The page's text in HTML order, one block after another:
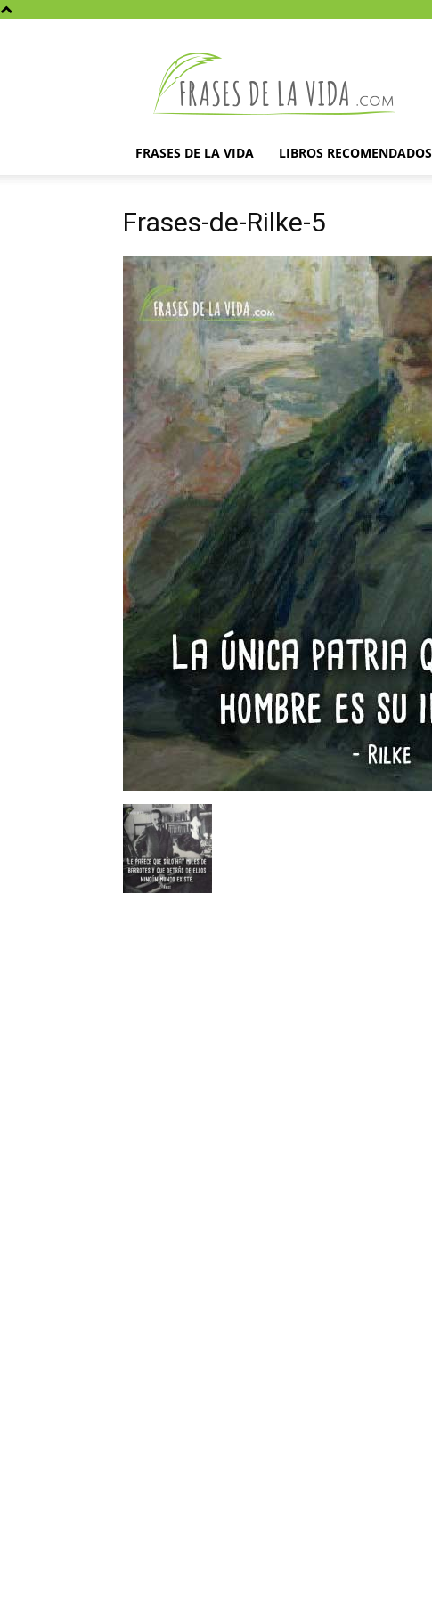
la
vida
FRASES DE LA VIDA LIBROS RECOMENDADOS
Frases-de-Rilke-5